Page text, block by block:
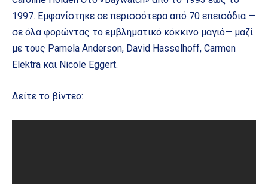
1997. Εμφανίστηκε σε περισσότερα από 70 επεισόδια —
σε όλα φορώντας το εμβληματικό κόκκινο μαγιό— μαζί
με τους Pamela Anderson, David Hasselhoff, Carmen
Elektra και Nicole Eggert.
Δείτε το βίντεο: